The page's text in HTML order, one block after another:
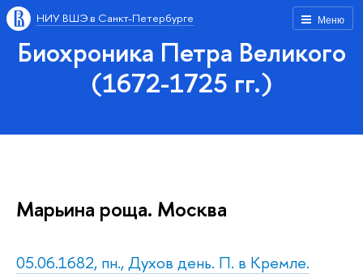
Меню
НИУ ВШЭ в Санкт-Петербурге
Биохроника Петра Великого
(1672-1725 гг.)
Марьина роща. Москва
05.06.1682, пн., Духов день. П. в Кремле.